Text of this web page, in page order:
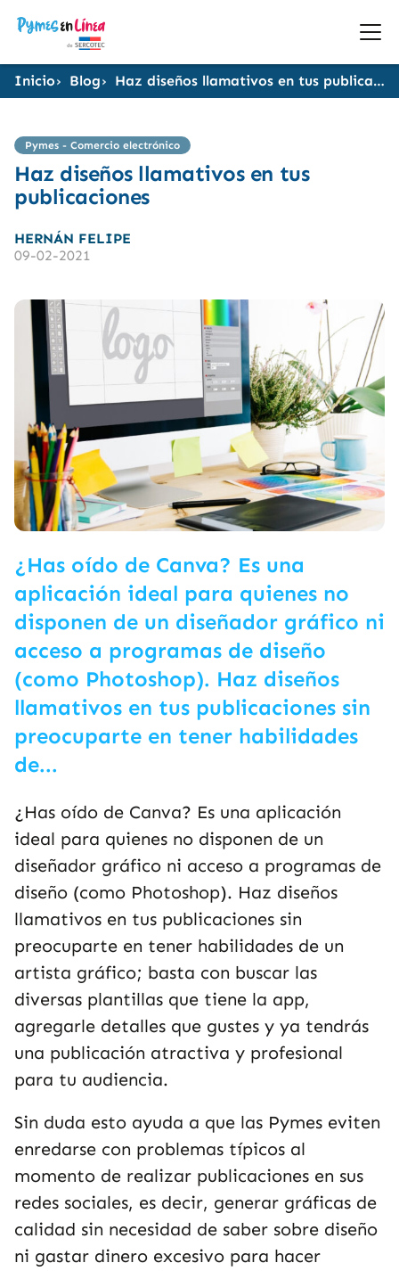
Inicio Blog Haz diseños llamativos en tus publicaciones
Pymes - Comercio electrónico
Haz diseños llamativos en tus
publicaciones
HERNÁN FELIPE
09-02-2021
¿Has oído de Canva? Es una
aplicación ideal para quienes no
disponen de un diseñador gráfico ni
acceso a programas de diseño
(como Photoshop). Haz diseños
llamativos en tus publicaciones sin
preocuparte en tener habilidades
de...
¿Has oído de Canva? Es una aplicación
ideal para quienes no disponen de un
diseñador gráfico ni acceso a programas de
diseño (como Photoshop). Haz diseños
llamativos en tus publicaciones sin
preocuparte en tener habilidades de un
artista gráfico; basta con buscar las
diversas plantillas que tiene la app,
agregarle detalles que gustes y ya tendrás
una publicación atractiva y profesional
para tu audiencia.
Sin duda esto ayuda a que las Pymes eviten
enredarse con problemas típicos al
momento de realizar publicaciones en sus
redes sociales, es decir, generar gráficas de
calidad sin necesidad de saber sobre diseño
ni gastar dinero excesivo para hacer